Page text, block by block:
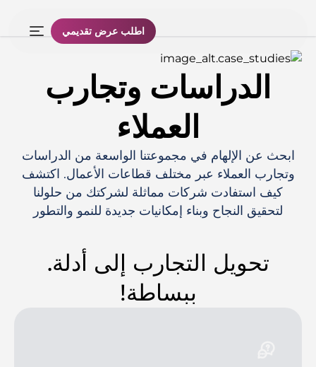
اطلب عرض تقديمي
الدراسات وتجارب
العملاء
ابحث عن الإلهام في مجموعتنا الواسعة من الدراسات
وتجارب العملاء عبر مختلف قطاعات الأعمال. اكتشف
كيف استفادت شركات مماثلة لشركتك من حلولنا
لتحقيق النجاح وبناء إمكانيات جديدة للنمو والتطور
تحويل التجارب إلى أدلة.
ببساطة!